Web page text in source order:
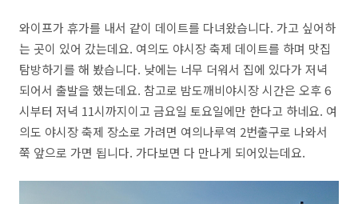
와이프가 휴가를 내서 같이 데이트를 다녀왔습니다. 가고 싶어하
는 곳이 있어 갔는데요. 여의도 야시장 축제 데이트를 하며 맛집
탐방하기를 해 봤습니다. 낮에는 너무 더워서 집에 있다가 저녁
되어서 출발을 했는데요. 참고로 밤도깨비야시장 시간은 오후 6
시부터 저녁 11시까지이고 금요일 토요일에만 한다고 하네요. 여
의도 야시장 축제 장소로 가려면 여의나루역 2번출구로 나와서
쭉 앞으로 가면 됩니다. 가다보면 다 만나게 되어있는데요.